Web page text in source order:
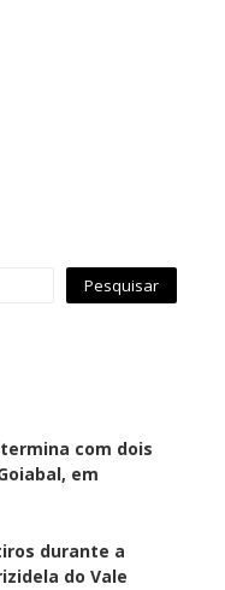
com dois
em
durante a
do Vale